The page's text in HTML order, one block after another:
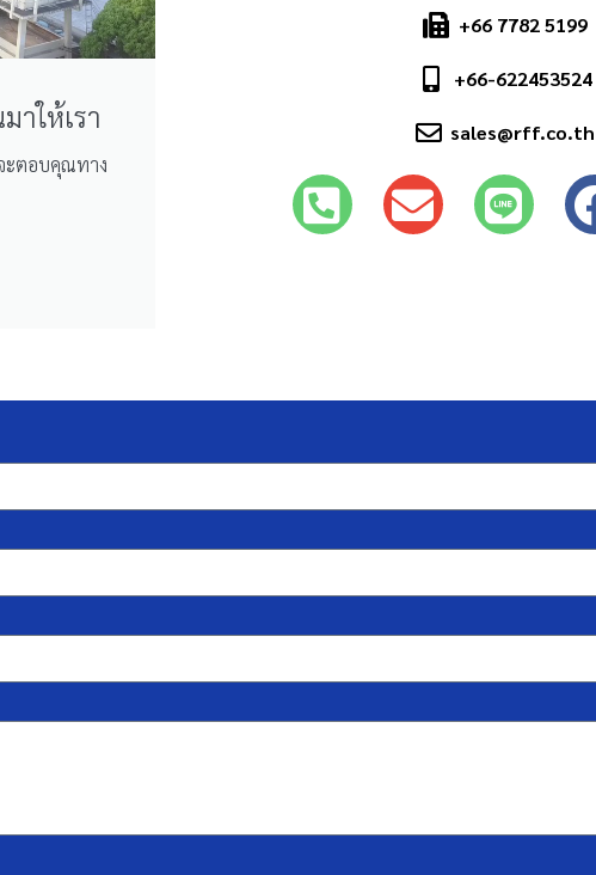
ให้เรา
ะตอบคุณทาง
+66 7782 5199
+66-622453524
sales@rff.co.th